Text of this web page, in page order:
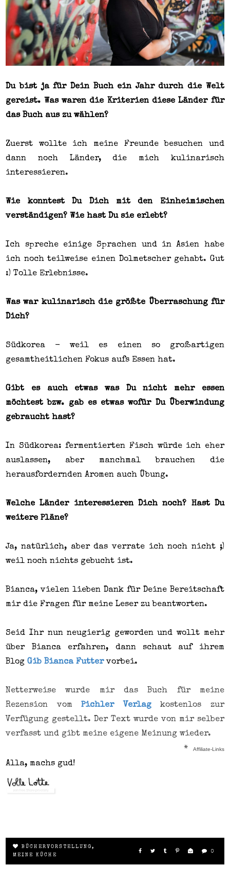
Du bist ja für Dein Buch ein Jahr durch die Welt
gereist. Was waren die Kriterien diese Länder für
das Buch aus zu wählen?
Zuerst wollte ich meine Freunde besuchen und
dann noch Länder, die mich kulinarisch
interessieren.
Wie konntest Du Dich mit den Einheimischen
verständigen? Wie hast Du sie erlebt?
Ich spreche einige Sprachen und in Asien habe
ich noch teilweise einen Dolmetscher gehabt. Gut
:) Tolle Erlebnisse.
Was war kulinarisch die größte Überraschung für
Dich?
Südkorea - weil es einen so großartigen
gesamtheitlichen Fokus aufs Essen hat.
Gibt es auch etwas was Du nicht mehr essen
möchtest bzw. gab es etwas wofür Du Überwindung
gebraucht hast?
In Südkorea: fermentierten Fisch würde ich eher
auslassen, aber manchmal brauchen die
herausfordernden Aromen auch Übung.
Welche Länder interessieren Dich noch? Hast Du
weitere Pläne?
Ja, natürlich, aber das verrate ich noch nicht ;)
weil noch nichts gebucht ist.
Bianca, vielen lieben Dank für Deine Bereitschaft
mir die Fragen für meine Leser zu beantworten.
Seid Ihr nun neugierig geworden und wollt mehr
über Bianca erfahren, dann schaut auf ihrem
BlogGib Bianca Futtervorbei.
Netterweise wurde mir das Buch für meine
Rezension vomPichler Verlagkostenlos zur
Verfügung gestellt. Der Text wurde von mir selber
verfasst und gibt meine eigene Meinung wieder.
*
Affiliate-Links
Alla, machs gud!
BÜCHERVORSTELLUNG,
MEINE KÜCHE
0